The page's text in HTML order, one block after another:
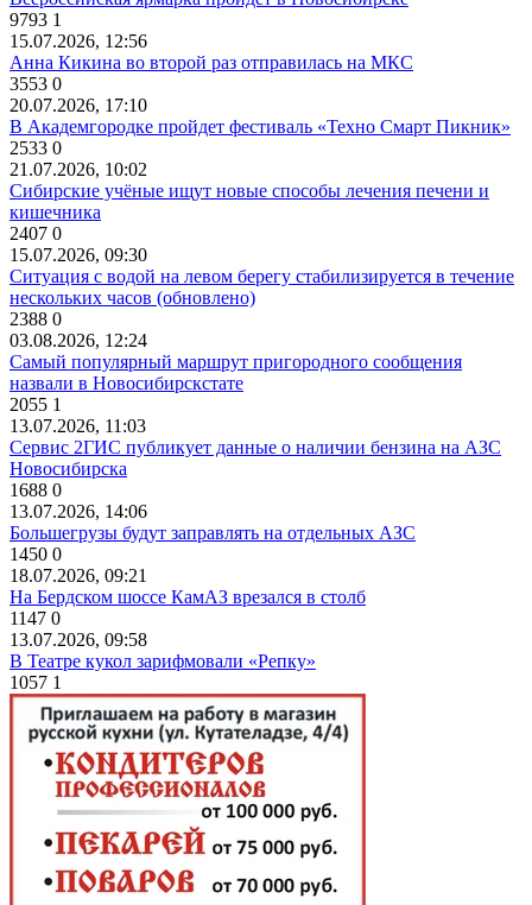
9793 1
15.07.2026, 12:56
Анна Кикина во второй раз отправилась на МКС
3553 0
20.07.2026, 17:10
В Академгородке пройдет фестиваль «Техно Смарт Пикник»
2533 0
21.07.2026, 10:02
Сибирские учёные ищут новые способы лечения печени и
кишечника
2407 0
15.07.2026, 09:30
Ситуация с водой на левом берегу стабилизируется в течение
нескольких часов (обновлено)
2388 0
03.08.2026, 12:24
Самый популярный маршрут пригородного сообщения
назвали в Новосибирскстате
2055 1
13.07.2026, 11:03
Сервис 2ГИС публикует данные о наличии бензина на АЗС
Новосибирска
1688 0
13.07.2026, 14:06
Большегрузы будут заправлять на отдельных АЗС
1450 0
18.07.2026, 09:21
На Бердском шоссе КамАЗ врезался в столб
1147 0
13.07.2026, 09:58
В Театре кукол зарифмовали «Репку»
1057 1